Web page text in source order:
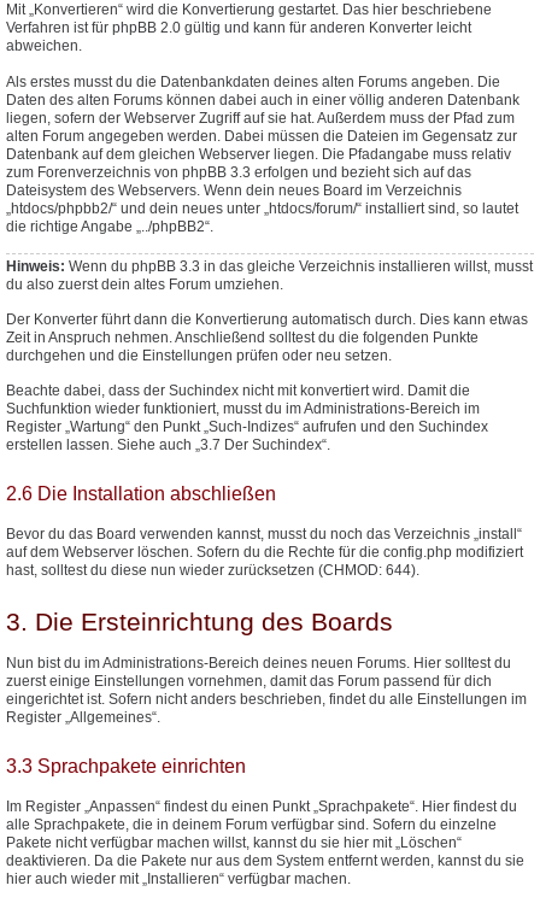
Mit „Konvertieren“ wird die Konvertierung gestartet. Das hier beschriebene
Verfahren ist für phpBB 2.0 gültig und kann für anderen Konverter leicht
abweichen.
Als erstes musst du die Datenbankdaten deines alten Forums angeben. Die
Daten des alten Forums können dabei auch in einer völlig anderen Datenbank
liegen, sofern der Webserver Zugriff auf sie hat. Außerdem muss der Pfad zum
alten Forum angegeben werden. Dabei müssen die Dateien im Gegensatz zur
Datenbank auf dem gleichen Webserver liegen. Die Pfadangabe muss relativ
zum Forenverzeichnis von phpBB 3.3 erfolgen und bezieht sich auf das
Dateisystem des Webservers. Wenn dein neues Board im Verzeichnis
„htdocs/phpbb2/“ und dein neues unter „htdocs/forum/“ installiert sind, so lautet
die richtige Angabe „../phpBB2“.
Hinweis: Wenn du phpBB 3.3 in das gleiche Verzeichnis installieren willst, musst
du also zuerst dein altes Forum umziehen.
Der Konverter führt dann die Konvertierung automatisch durch. Dies kann etwas
Zeit in Anspruch nehmen. Anschließend solltest du die folgenden Punkte
durchgehen und die Einstellungen prüfen oder neu setzen.
Beachte dabei, dass der Suchindex nicht mit konvertiert wird. Damit die
Suchfunktion wieder funktioniert, musst du im Administrations-Bereich im
Register „Wartung“ den Punkt „Such-Indizes“ aufrufen und den Suchindex
erstellen lassen. Siehe auch „3.7 Der Suchindex“.
2.6 Die Installation abschließen
Bevor du das Board verwenden kannst, musst du noch das Verzeichnis „install“
auf dem Webserver löschen. Sofern du die Rechte für die config.php modifiziert
hast, solltest du diese nun wieder zurücksetzen (CHMOD: 644).
3. Die Ersteinrichtung des Boards
Nun bist du im Administrations-Bereich deines neuen Forums. Hier solltest du
zuerst einige Einstellungen vornehmen, damit das Forum passend für dich
eingerichtet ist. Sofern nicht anders beschrieben, findet du alle Einstellungen im
Register „Allgemeines“.
3.3 Sprachpakete einrichten
Im Register „Anpassen“ findest du einen Punkt „Sprachpakete“. Hier findest du
alle Sprachpakete, die in deinem Forum verfügbar sind. Sofern du einzelne
Pakete nicht verfügbar machen willst, kannst du sie hier mit „Löschen“
deaktivieren. Da die Pakete nur aus dem System entfernt werden, kannst du sie
hier auch wieder mit „Installieren“ verfügbar machen.